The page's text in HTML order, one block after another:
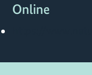
Online